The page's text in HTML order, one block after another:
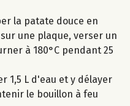
la patate douce en
une plaque, verser un
à 180°C pendant 25
1,5 L d'eau et y délayer
le bouillon à feu